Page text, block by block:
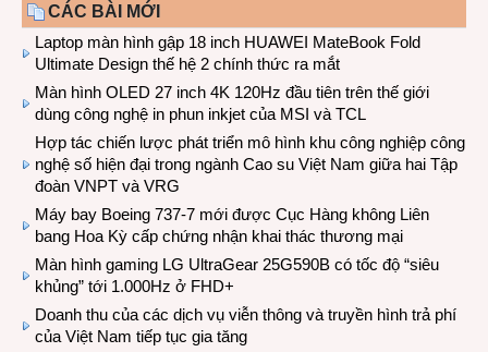
CÁC BÀI MỚI
Laptop màn hình gập 18 inch HUAWEI MateBook Fold
Ultimate Design thế hệ 2 chính thức ra mắt
Màn hình OLED 27 inch 4K 120Hz đầu tiên trên thế giới
dùng công nghệ in phun inkjet của MSI và TCL
Hợp tác chiến lược phát triển mô hình khu công nghiệp công
nghệ số hiện đại trong ngành Cao su Việt Nam giữa hai Tập
đoàn VNPT và VRG
Máy bay Boeing 737-7 mới được Cục Hàng không Liên
bang Hoa Kỳ cấp chứng nhận khai thác thương mại
Màn hình gaming LG UltraGear 25G590B có tốc độ “siêu
khủng” tới 1.000Hz ở FHD+
Doanh thu của các dịch vụ viễn thông và truyền hình trả phí
của Việt Nam tiếp tục gia tăng